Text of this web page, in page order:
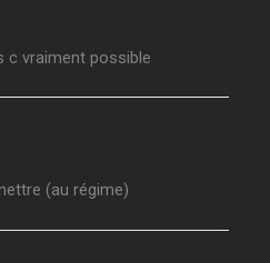
c vraiment possible
(au régime)